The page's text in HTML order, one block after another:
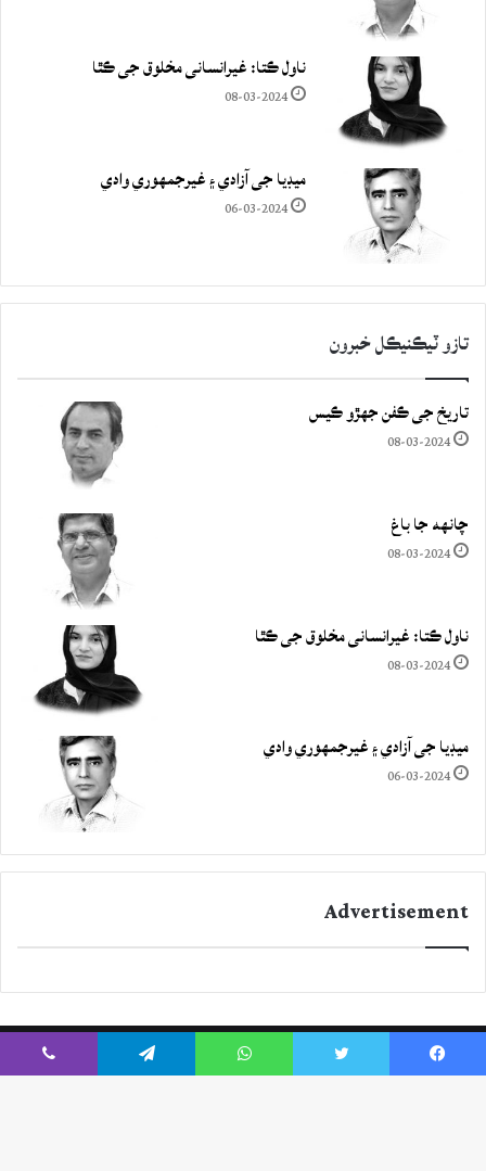
ناول ڪتا: غيرانساني مخلوق جي ڪٿا
08-03-2024
ميڊيا جي آزادي ۽ غيرجمھوري وادي
06-03-2024
تازو ٽيڪنيڪل خبرون
تاريخ جي ڪفن جھڙو ڪيس
08-03-2024
چانهه جا باغ
08-03-2024
ناول ڪتا: غيرانساني مخلوق جي ڪٿا
08-03-2024
ميڊيا جي آزادي ۽ غيرجمھوري وادي
06-03-2024
Advertisement
Facebook
Twitter
YouTube
Instagram Facebook
Twitter
WhatsApp
Telegram
Viber